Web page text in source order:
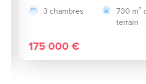
3 chambres
700 m²
terrain
175 000 €